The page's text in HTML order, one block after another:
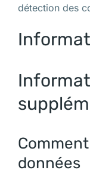
détection des
données